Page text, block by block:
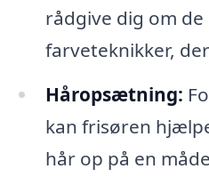
rådgive dig om
farveteknikker,
Håropsætning:
kan frisøren
hår op på en